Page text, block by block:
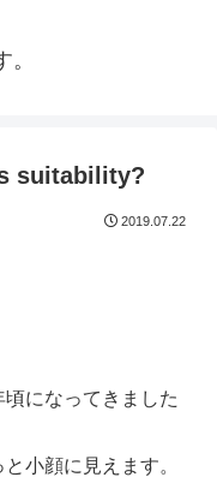
suitability?
2019.07.22
になってきました
小顔に見えます。